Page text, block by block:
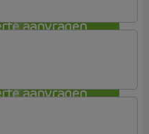
aanvragen
aanvragen